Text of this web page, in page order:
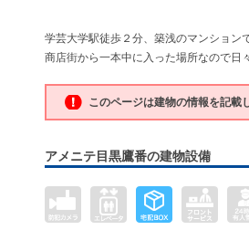
学芸大学駅徒歩２分、築浅のマンション
商店街から一本中に入った場所なので日
このページは建物の情報を記載
アメニテ目黒鷹番の建物設備